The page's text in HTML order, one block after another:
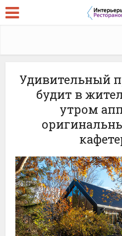
Удивительный
будит в
утром